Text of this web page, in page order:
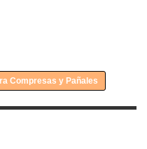
Compresas y Pañales